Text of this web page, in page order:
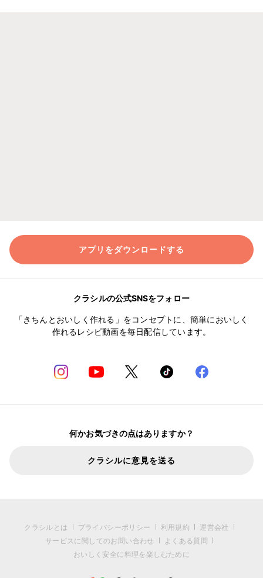
アプリをダウンロードする
クラシルの公式SNSをフォロー
「きちんとおいしく作れる」をコンセプトに、簡単においしく
作れるレシピ動画を毎日配信しています。
何かお気づきの点はありますか？
クラシルに意見を送る
クラシルとは プライバシーポリシー 利用規約
運営会社
サービスに関してのお問い合わせ
よくある質問
おいしく安全に料理を楽しむために